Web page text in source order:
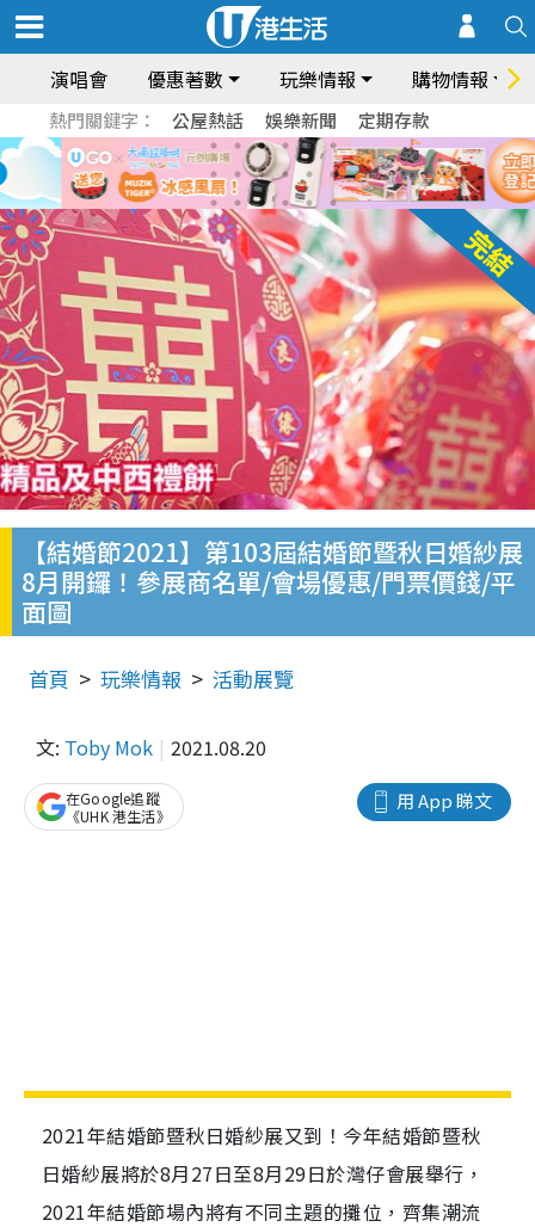
演唱會 優惠著數 玩樂情報 購物情報
熱門關鍵字： 公屋熱話 娛樂新聞 定期存款
【結婚節2021】第103屆結婚節暨秋日婚紗展
8月開鑼！參展商名單/會場優惠/門票價錢/平
面圖
首頁 玩樂情報 活動展覽
文: Toby Mok 2021.08.20
用 App 睇文
在Google追蹤
《UHK 港生活》
2021年結婚節暨秋日婚紗展又到！今年結婚節暨秋
日婚紗展將於8月27日至8月29日於灣仔會展舉行，
2021年結婚節場內將有不同主題的攤位，齊集潮流